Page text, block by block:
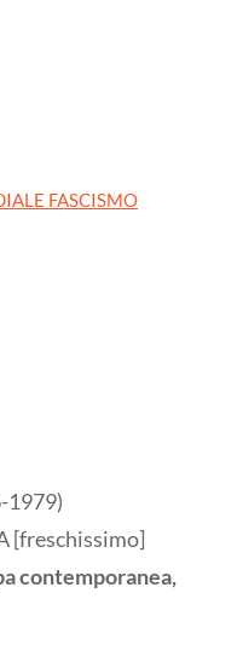
FASCISMO
1979)
[freschissimo]
contemporanea,